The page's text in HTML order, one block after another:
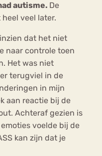
autisme. De
veel later.
dat het niet
naar controle toen
Het was niet
terugviel in de
in mijn
aan reactie bij de
Achteraf gezien is
voelde bij de
kan zijn dat je